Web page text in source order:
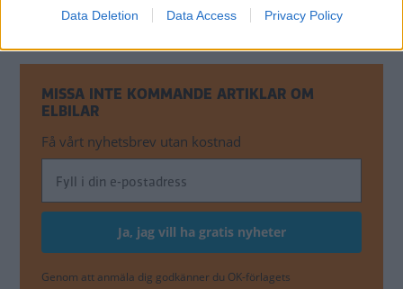
Data Deletion Data Access Privacy Policy
MISSA INTE KOMMANDE ARTIKLAR OM
ELBILAR
Få vårt nyhetsbrev utan kostnad
Genom att anmäla dig godkänner du OK-förlagets